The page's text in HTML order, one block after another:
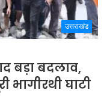
उत्तराखंड
बड़ा बदलाव,
भागीरथी घाटी